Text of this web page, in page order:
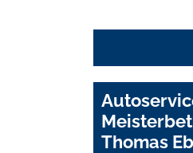
Thomas